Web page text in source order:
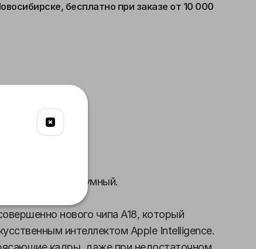
бесплатно при заказе от 10 000
По-настоящему умный.
нового чипа A18, который
интеллектом Apple Intelligence.